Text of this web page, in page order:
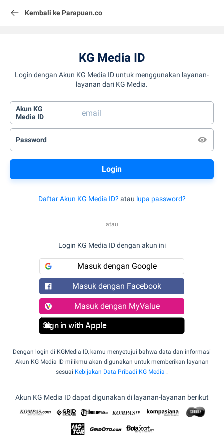
Kembali ke Parapuan.co
KG Media ID
Login dengan Akun KG Media ID untuk menggunakan layanan-
layanan dari KG Media.
Akun KG
Media ID
Password
Daftar Akun KG Media ID? atau lupa password?
atau
Login KG Media ID dengan akun ini
Masuk dengan Google
Masuk dengan Facebook
Masuk dengan MyValue
Sign in with Apple
Dengan login di KGMedia ID, kamu menyetujui bahwa data dan informasi
Akun KG Media ID milikmu akan digunakan untuk memberikan layanan
sesuai Kebijakan Data Pribadi KG Media .
Akun KG Media ID dapat digunakan di layanan-layanan berikut